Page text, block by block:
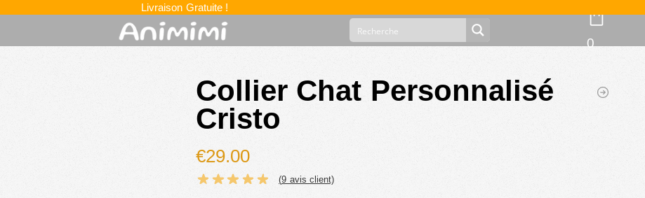
Livraison Gratuite !
0
Collier Chat Personnalisé
Cristo
€29.00
(9 avis client)